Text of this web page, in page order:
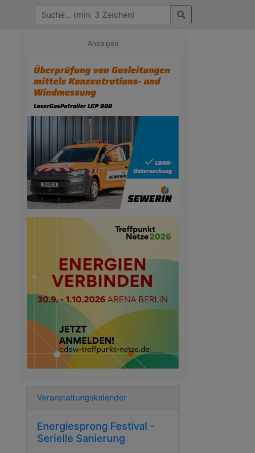
Anzeigen
Veranstaltungskalender
Energiesprong Festival -
Serielle Sanierung